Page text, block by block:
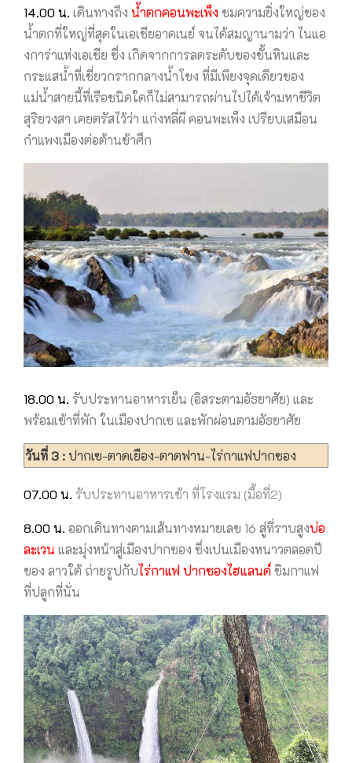
14.00 น. เดินทางถึง น้ำตกคอนพะเพ็งชมความยิ่งใหญ่ของ
น้ำตกที่ใหญ่ที่สุดในเอเชียอาคเนย์ จนได้สมญานามว่า ไนแอ
งการ่าแห่งเอเชีย ซึ่ง เกิดจากการลดระดับของชั้นหินและ
กระแสน้ำที่เชี่ยวกรากกลางน้ำโขง ที่มีเพียงจุดเดียวของ
แม่น้ำสายนี้ที่เรือชนิดใดก็ไม่สามารถผ่านไปได้เจ้ามหาชีวิต
สุริยวงสา เคยตรัสไว้ว่า แก่งหลี่ผี คอนพะเพ็ง เปรียบเสมือน
กำแพงเมืองต่อต้านข้าศึก
18.00 น. รับประทานอาหารเย็น (อิสระตามอัธยาศัย) และ
พร้อมเข้าที่พัก ในเมืองปากเซ และพักผ่อนตามอัธยาศัย
วันที่ 3 :ปากเซ-ตาดเยือง-ตาดฟาน-ไร่กาแฟปากซอง
07.00 น. รับประทานอาหารเช้า ที่โรงแรม (มื้อที่2)
8.00 น. ออกเดินทางตามเส้นทางหมายเลข 16 สู่ที่ราบสูงบ่อ
ละเวน และมุ่งหน้าสู่เมืองปากซอง ซึ่งเปนเมืองหนาวตลอดปี
ของ ลาวใต้ ถ่ายรูปกับไร่กาแฟ ปากซองไฮแลนด์ชิมกาแฟ
ที่ปลูกที่นั่น